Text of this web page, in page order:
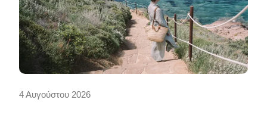
4 Αυγούστου 2026